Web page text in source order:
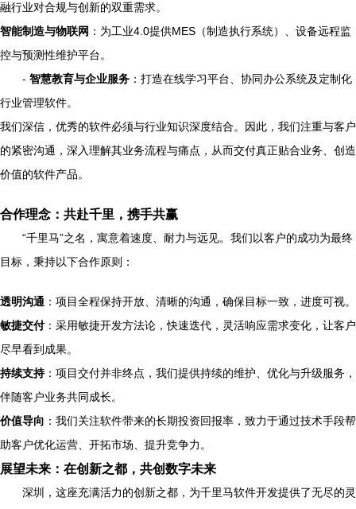
融行业对合规与创新的双重需求。
智能制造与物联网 ：为工业4.0提供MES（制造执行系统）、设备远程监
控与预测性维护平台。
- 智慧教育与企业服务 ：打造在线学习平台、协同办公系统及定制化
行业管理软件。
我们深信，优秀的软件必须与行业知识深度结合。因此，我们注重与客户
的紧密沟通，深入理解其业务流程与痛点，从而交付真正贴合业务、创造
价值的软件产品。
合作理念：共赴千里，携手共赢
“千里马”之名，寓意着速度、耐力与远见。我们以客户的成功为最终
目标，秉持以下合作原则：
透明沟通 ：项目全程保持开放、清晰的沟通，确保目标一致，进度可视。
敏捷交付：采用敏捷开发方法论，快速迭代，灵活响应需求变化，让客户
尽早看到成果。
持续支持：项目交付并非终点，我们提供持续的维护、优化与升级服务，
伴随客户业务共同成长。
价值导向 ：我们关注软件带来的长期投资回报率，致力于通过技术手段帮
助客户优化运营、开拓市场、提升竞争力。
展望未来：在创新之都，共创数字未来
深圳，这座充满活力的创新之都，为千里马软件开发提供了无尽的灵